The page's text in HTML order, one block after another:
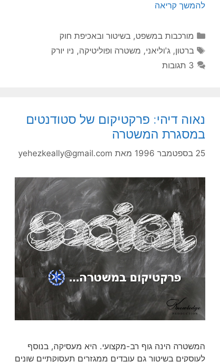
להמשך קריאה
קטגוריות
מורכבות במשפט, בשיטור ובאכיפת חוק
תגיות
ברטון,ג'וליאני,משטרה ופוליטיקה,ניו יורק
3 תגובות
נאוה דיהי: פרקטיקום של סטודנטים
במסגרת המשטרה
מאתyehezkeally@gmail.com
המשטרה הינה גוף רב-מקצועי. היא מעסיקה, בנוסף
לעוסקים בשיטור גם עובדים ממגזרים תעסוקתיים שונים